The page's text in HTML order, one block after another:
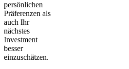
persönlichen
Präferenzen als
auch Ihr
nächstes
Investment
besser
einzuschätzen.